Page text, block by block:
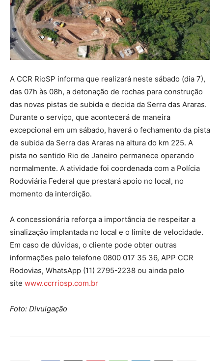
A CCR RioSP informa que realizará neste sábado (dia 7),
das 07h às 08h, a detonação de rochas para construção
das novas pistas de subida e decida da Serra das Araras.
Durante o serviço, que acontecerá de maneira
excepcional em um sábado, haverá o fechamento da pista
de subida da Serra das Araras na altura do km 225. A
pista no sentido Rio de Janeiro permanece operando
normalmente. A atividade foi coordenada com a Polícia
Rodoviária Federal que prestará apoio no local, no
momento da interdição.
A concessionária reforça a importância de respeitar a
sinalização implantada no local e o limite de velocidade.
Em caso de dúvidas, o cliente pode obter outras
informações pelo telefone 0800 017 35 36, APP CCR
Rodovias, WhatsApp (11) 2795-2238 ou ainda pelo
site www.ccrriosp.com.br
Foto: Divulgação